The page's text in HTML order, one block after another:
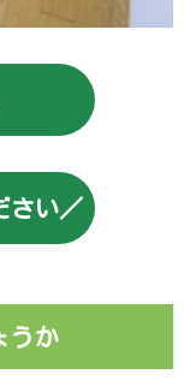
さい／
うか